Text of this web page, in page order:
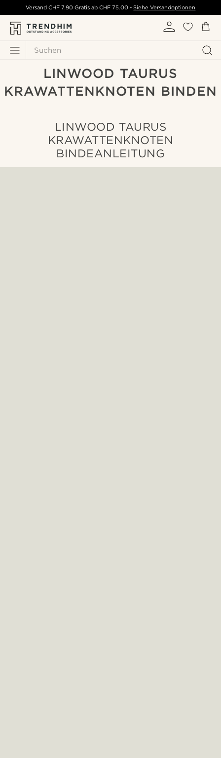
Suchen
Versand CHF 7.90 Gratis ab CHF 75.00 - Siehe Versandoptionen
LINWOOD TAURUS
KRAWATTENKNOTEN BINDEN
LINWOOD TAURUS
KRAWATTENKNOTEN
BINDEANLEITUNG